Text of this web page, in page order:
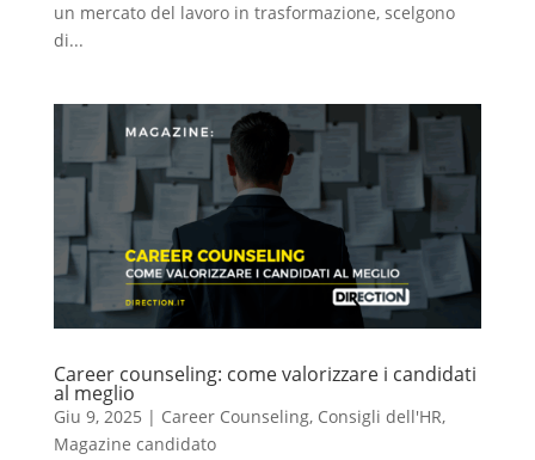
un mercato del lavoro in trasformazione, scelgono
di...
Career counseling: come valorizzare i candidati
al meglio
Giu 9, 2025 | Career Counseling, Consigli dell'HR,
Magazine candidato